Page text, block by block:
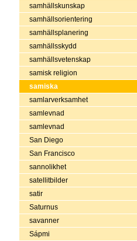
samhällskunskap
samhällsorientering
samhällsplanering
samhällsskydd
samhällsvetenskap
samisk religion
samiska
samlarverksamhet
samlevnad
samlevnad
San Diego
San Francisco
sannolikhet
satellitbilder
satir
Saturnus
savanner
Sápmi